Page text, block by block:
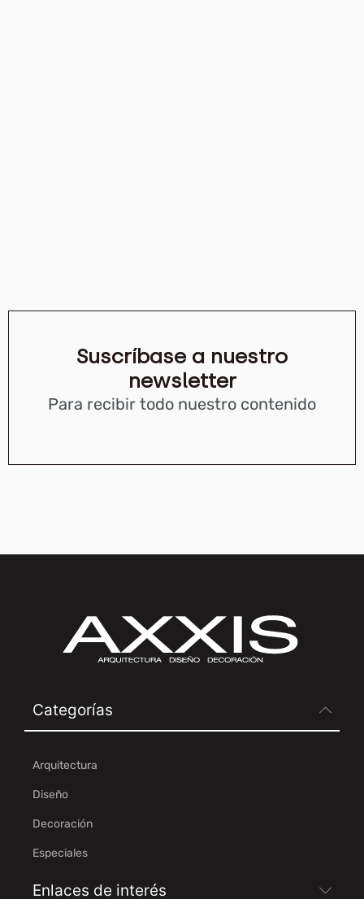
Suscríbase a nuestro
newsletter
Para recibir todo nuestro contenido
Categorías
Arquitectura
Diseño
Decoración
Especiales
Enlaces de interés